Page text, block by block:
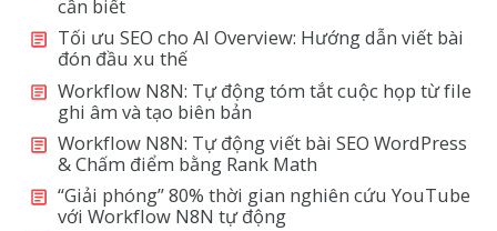
cần biết
Tối ưu SEO cho AI Overview: Hướng dẫn viết bài
đón đầu xu thế
Workflow N8N: Tự động tóm tắt cuộc họp từ file
ghi âm và tạo biên bản
Workflow N8N: Tự động viết bài SEO WordPress
& Chấm điểm bằng Rank Math
“Giải phóng” 80% thời gian nghiên cứu YouTube
với Workflow N8N tự động